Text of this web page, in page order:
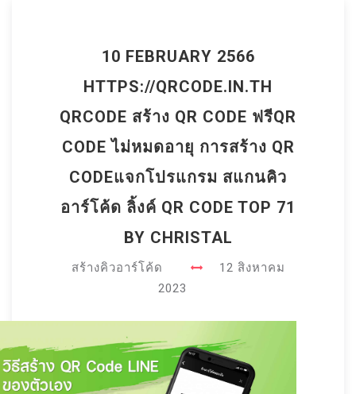
10 FEBRUARY 2566
HTTPS://QRCODE.IN.TH
QRCODE สร้าง QR CODE ฟรีQR
CODE ไม่หมดอายุ การสร้าง QR
CODEแจกโปรแกรม สแกนคิว
อาร์โค้ด ลิ้งค์ QR CODE TOP 71
BY CHRISTAL
สร้างคิวอาร์โค้ด
12 สิงหาคม
2023